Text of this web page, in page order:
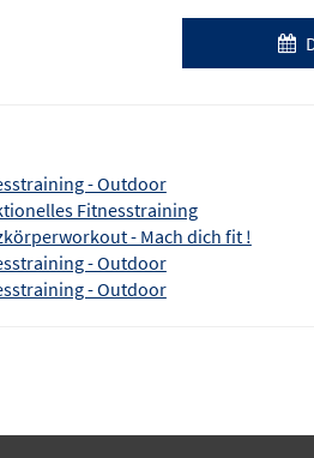
- Outdoor
Fitnesstraining
- Mach dich fit !
- Outdoor
- Outdoor